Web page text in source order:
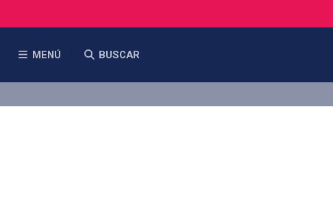
MENÚ BUSCAR